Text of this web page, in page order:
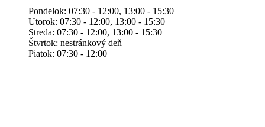
Pondelok: 07:30 - 12:00, 13:00 - 15:30
Utorok: 07:30 - 12:00, 13:00 - 15:30
Streda: 07:30 - 12:00, 13:00 - 15:30
Štvrtok: nestránkový deň
Piatok: 07:30 - 12:00